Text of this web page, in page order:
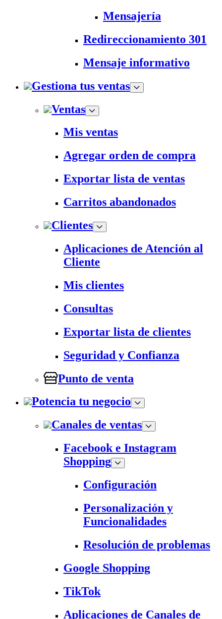
Mensajería
Redireccionamiento 301
Mensaje informativo
Gestiona tus ventas
Ventas
Mis ventas
Agregar orden de compra
Exportar lista de ventas
Carritos abandonados
Clientes
Aplicaciones de Atención al
Cliente
Mis clientes
Consultas
Exportar lista de clientes
Seguridad y Confianza
Punto de venta
Potencia tu negocio
Canales de ventas
Facebook e Instagram
Shopping
Configuración
Personalización y
Funcionalidades
Resolución de problemas
Google Shopping
TikTok
Aplicaciones de Canales de